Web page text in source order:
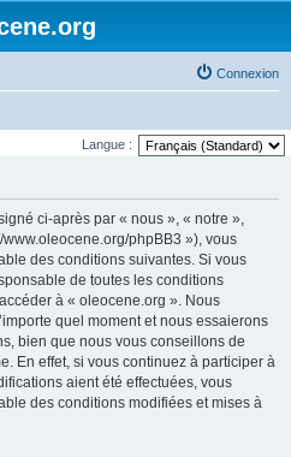
Connexion
Langue :
ci-après par « nous », « notre »,
phpBB3 »), vous
des conditions suivantes. Si vous
de toutes les conditions
à « oleocene.org ». Nous
quel moment et nous essaierons
bien que nous vous conseillons de
En effet, si vous continuez à participer à
aient été effectuées, vous
des conditions modifiées et mises à